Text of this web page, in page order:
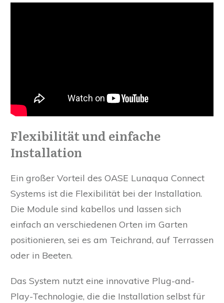
Flexibilität und einfache
Installation
Ein großer Vorteil des OASE Lunaqua Connect
Systems ist die Flexibilität bei der Installation.
Die Module sind kabellos und lassen sich
einfach an verschiedenen Orten im Garten
positionieren, sei es am Teichrand, auf Terrassen
oder in Beeten.
Das System nutzt eine innovative Plug-and-
Play-Technologie, die die Installation selbst für